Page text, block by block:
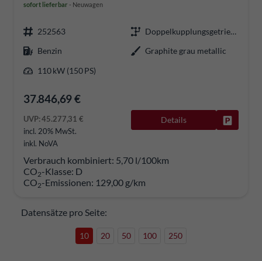
sofort lieferbar Neuwagen
252563
Doppelkupplungsgetriebe (DSG)
Benzin
Graphite grau metallic
110 kW (150 PS)
37.846,69 €
UVP:45.277,31 €
incl. 20% MwSt.
inkl. NoVA
Details
Verbrauch kombiniert: 5,70 l/100km
CO2-Klasse: D
CO2-Emissionen: 129,00 g/km
Datensätze pro Seite:
10 20 50 100 250